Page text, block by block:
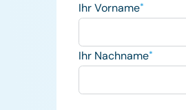
Ihr Vorname*
Ihr Nachname*